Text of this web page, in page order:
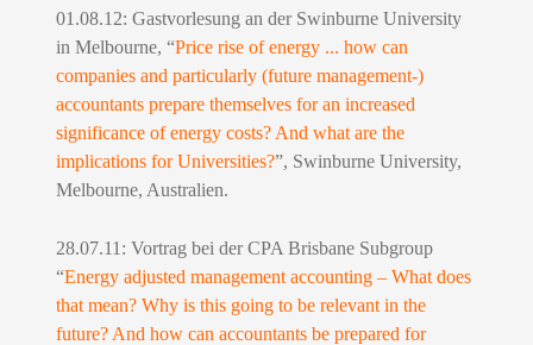
01.08.12: Gastvorlesung an der Swinburne University
in Melbourne, “Price rise of energy ... how can
companies and particularly (future management-)
accountants prepare themselves for an increased
significance of energy costs? And what are the
implications for Universities?”, Swinburne University,
Melbourne, Australien.
28.07.11: Vortrag bei der CPA Brisbane Subgroup
“Energy adjusted management accounting – What does
that mean? Why is this going to be relevant in the
future? And how can accountants be prepared for